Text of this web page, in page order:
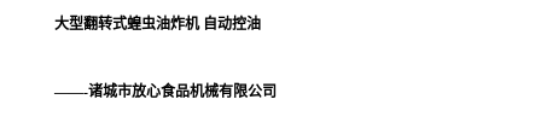
大型翻转式蝗虫油炸机 自动控油
——-诸城市放心食品机械有限公司